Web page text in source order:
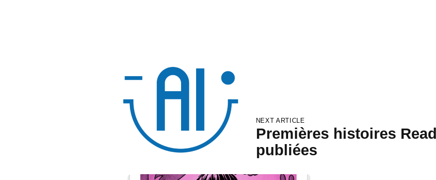
Navigation de l’article
NEXT ARTICLE
Premières histoires
publiées